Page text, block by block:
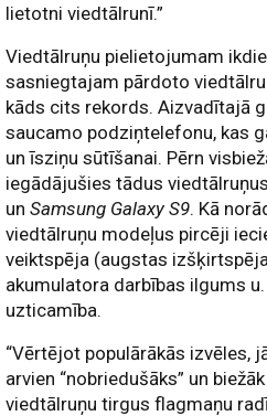
lietotni viedtālrunī.”
Viedtālruņu pielietojumam
sasniegtajam pārdoto
kāds cits rekords. Aizvadītajā
saucamo podziņtelefonu, kas
un īsziņu sūtīšanai. Pērn
iegādājušies tādus
unSamsung Galaxy S9. Kā
viedtālruņu modeļus pircēji
veiktspēja (augstas
akumulatora darbības ilgums
uzticamība.
“Vērtējot populārākās izvēles,
arvien “nobriedušāks” un
viedtālruņu tirgus flagmaņu